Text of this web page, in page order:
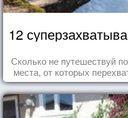
12
Сколько не путешествуй
места, от которых